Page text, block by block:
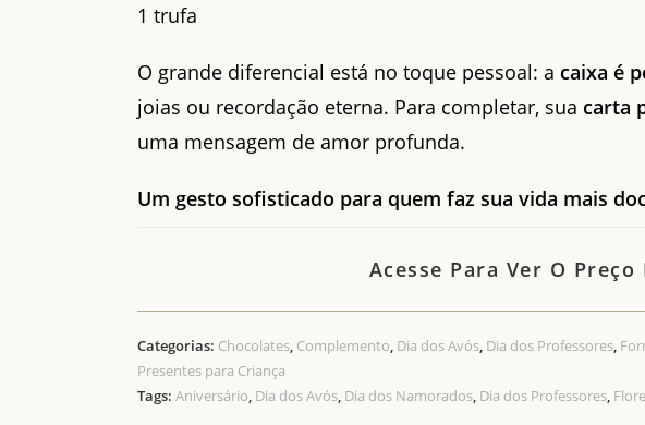
1 trufa
O grande diferencial está no toque pessoal: a caixa é
joias ou recordação eterna. Para completar, sua carta
uma mensagem de amor profunda.
Um gesto sofisticado para quem faz sua vida mais
Acesse Para Ver O Preço
Categorias: Chocolates, Complemento, Dia dos Avós, Dia dos Professores,
Presentes para Criança
Tags: Aniversário, Dia dos Avós, Dia dos Namorados, Dia dos Professores,